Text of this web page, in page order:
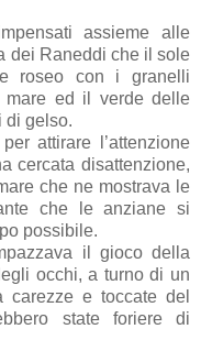
assieme alle
dei Raneddi che il sole
roseo con i granelli
mare ed il verde delle
di gelso.
attirare l’attenzione
cercata disattenzione,
che ne mostrava le
che le anziane si
possibile.
il gioco della
occhi, a turno di un
carezze e toccate del
state foriere di